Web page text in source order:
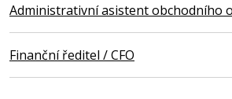
Administrativní asistent obchodního
Finanční ředitel / CFO